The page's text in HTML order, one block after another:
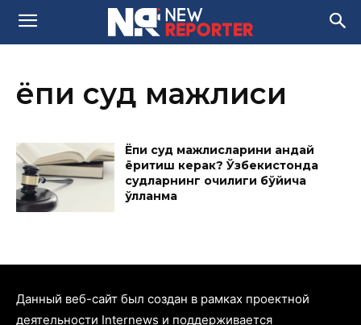
ёпиқ суд мажлиси
Ёпиқ суд мажлисларини қандай
ёритиш керак? Ўзбекистонда
судларнинг очиқлиги бўйича
қўлланма
Данный веб-сайт был создан в рамках проектной
деятельности Internews и поддерживается